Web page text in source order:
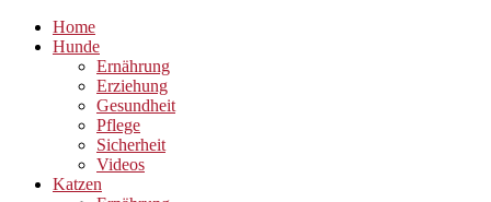
Home
Hunde
Ernährung
Erziehung
Gesundheit
Pflege
Sicherheit
Videos
Katzen